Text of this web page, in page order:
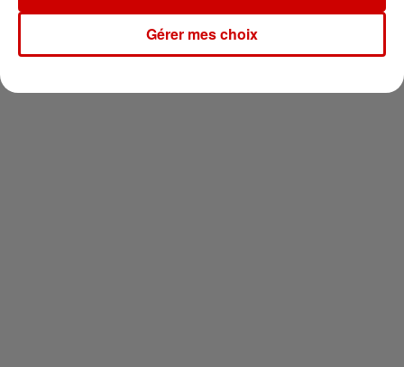
Newsletter
Gérer mes choix